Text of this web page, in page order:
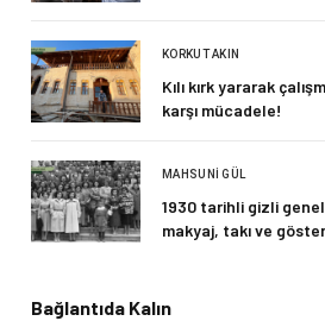
KORKUT AKIN
Kılı kırk yararak
karşı mücadele!
MAHSUNI GÜL
1930 tarihli gizli
makyaj, takı ve
Bağlantıda Kalın